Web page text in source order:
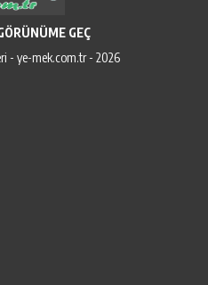
GEÇ
- ye-mek.com.tr - 2026